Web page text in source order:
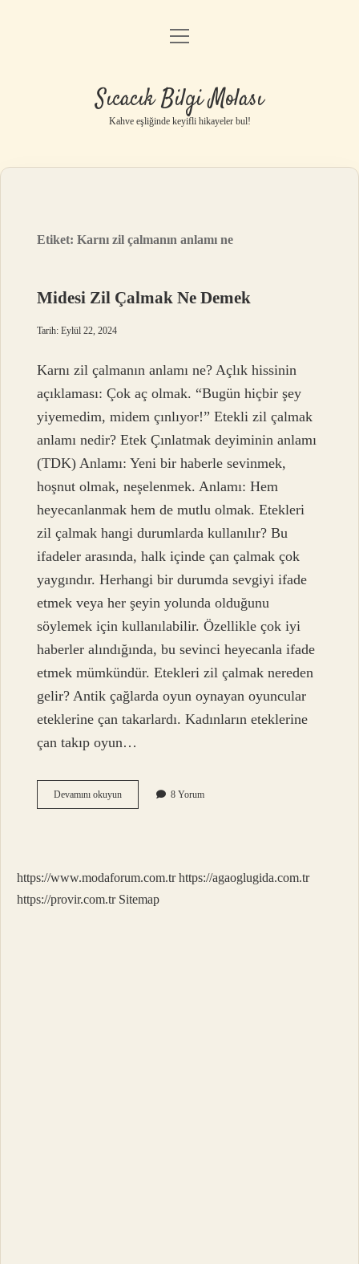
Anasayfa
Yasal Uyarı
menüyü
Sıcacık Bilgi Molası
Kahve eşliğinde keyifli hikayeler bul!
Etiket:Karnı zil çalmanın anlamı ne
Midesi Zil Çalmak Ne Demek
Tarih: Eylül 22, 2024
Karnı zil çalmanın anlamı ne? Açlık hissinin
açıklaması: Çok aç olmak. “Bugün hiçbir şey
yiyemedim, midem çınlıyor!” Etekli zil çalmak
anlamı nedir? Etek Çınlatmak deyiminin anlamı
(TDK) Anlamı: Yeni bir haberle sevinmek,
hoşnut olmak, neşelenmek. Anlamı: Hem
heyecanlanmak hem de mutlu olmak. Etekleri
zil çalmak hangi durumlarda kullanılır? Bu
ifadeler arasında, halk içinde çan çalmak çok
yaygındır. Herhangi bir durumda sevgiyi ifade
etmek veya her şeyin yolunda olduğunu
söylemek için kullanılabilir. Özellikle çok iyi
haberler alındığında, bu sevinci heyecanla ifade
etmek mümkündür. Etekleri zil çalmak nereden
gelir? Antik çağlarda oyun oynayan oyuncular
eteklerine çan takarlardı. Kadınların eteklerine
çan takıp oyun…
Devamını okuyunMidesi
Zil
8 Yorum
https://www.modaforum.com.tr https://agaoglugida.com.tr
https://provir.com.tr Sitemap